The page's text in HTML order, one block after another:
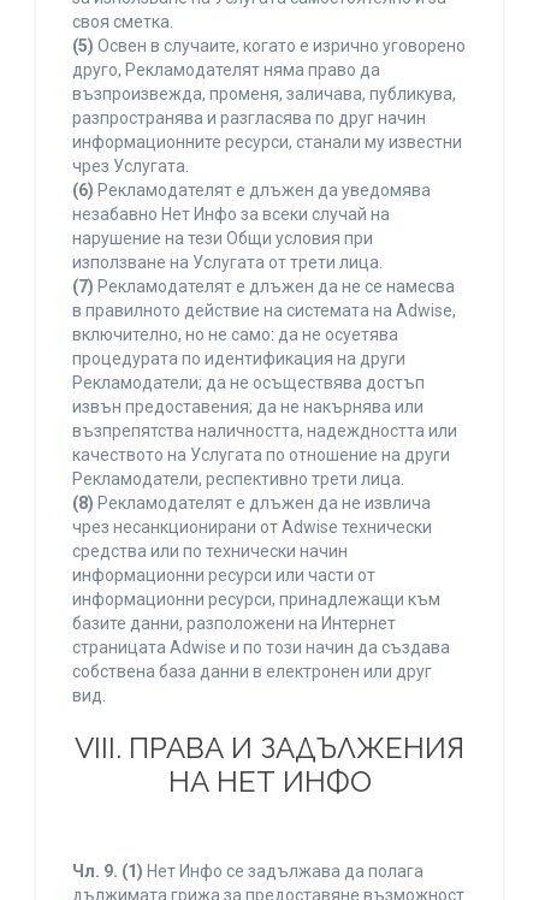
своя сметка.
(5) Освен в случаите, когато е изрично уговорено
друго, Рекламодателят няма право да
възпроизвежда, променя, заличава, публикува,
разпространява и разгласява по друг начин
информационните ресурси, станали му известни
чрез Услугата.
(6) Рекламодателят е длъжен да уведомява
незабавно Нет Инфо за всеки случай на
нарушение на тези Общи условия при
използване на Услугата от трети лица.
(7) Рекламодателят е длъжен да не се намесва
в правилното действие на системата на Adwise,
включително, но не само: да не осуетява
процедурата по идентификация на други
Рекламодатели; да не осъществява достъп
извън предоставения; да не накърнява или
възпрепятства наличността, надеждността или
качеството на Услугата по отношение на други
Рекламодатели, респективно трети лица.
(8) Рекламодателят е длъжен да не извлича
чрез несанкционирани от Adwise технически
средства или по технически начин
информационни ресурси или части от
информационни ресурси, принадлежащи към
базите данни, разположени на Интернет
страницата Adwise и по този начин да създава
собствена база данни в електронен или друг
вид.
VIII. ПРАВА И ЗАДЪЛЖЕНИЯ
НА НЕТ ИНФО
Чл. 9. (1) Нет Инфо се задължава да полага
дължимата грижа за предоставяне възможност